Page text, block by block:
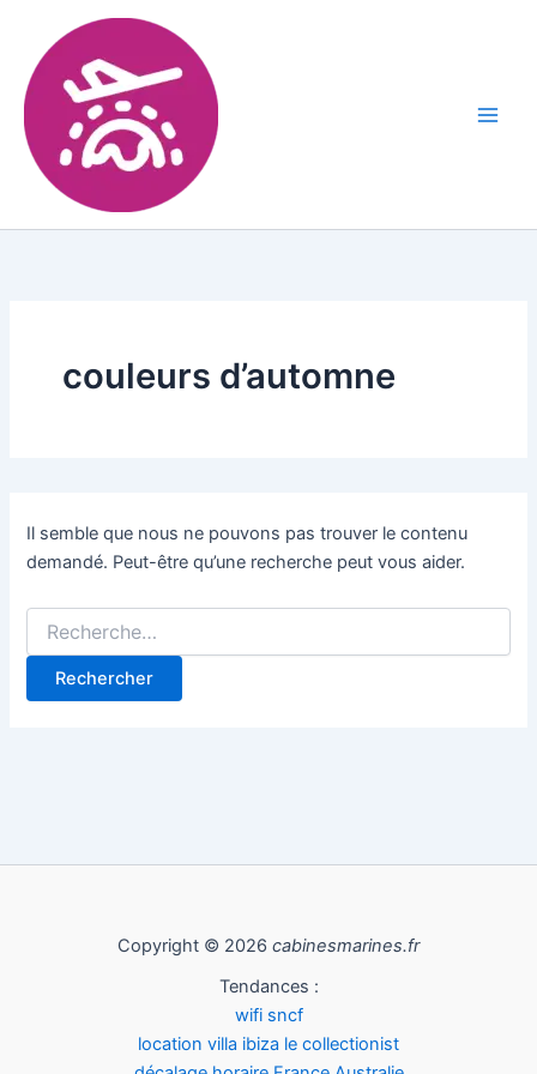
couleurs d’automne
Il semble que nous ne pouvons pas trouver le contenu
demandé. Peut-être qu’une recherche peut vous aider.
Copyright © 2026 cabinesmarines.fr
Tendances :
wifi sncf
location villa ibiza le collectionist